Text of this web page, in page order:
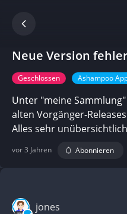
Neue Version
Geschlossen Ashampoo
Unter "meine
alten Vorgänger-
Alles sehr
vor 3 Jahren Abonnieren
jones